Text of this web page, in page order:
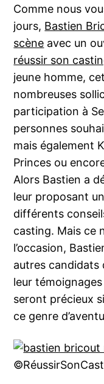
Comme nous
jours, Bastien
scène avec un
réussir son
jeune homme,
nombreuses
participation à
personnes
mais également
Princes ou
Alors Bastien a
leur proposant
différents
casting. Mais ce
l’occasion,
autres candidats
leur
seront précieux
ce genre